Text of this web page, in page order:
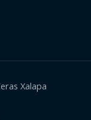
Xalapa